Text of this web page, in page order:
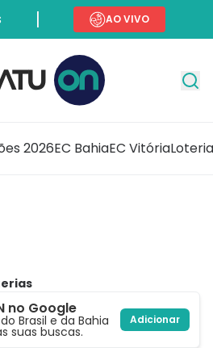
AO VIVO
2026EC BahiaEC Vitória
no Google
Brasil e da Bahia
suas buscas.
Adicionar